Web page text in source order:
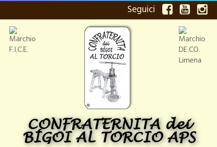
Seguici
CONFRATERNITA dei
BÍGOI AL TORCIO APS